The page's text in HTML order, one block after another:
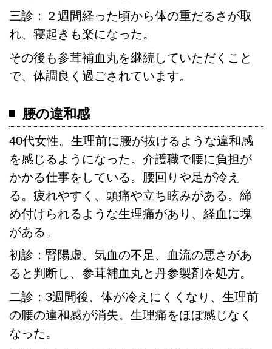
三診：２週間経った頃から体の重だるさが取
れ、寝起きも楽になった。
その後も参茸補血丸を継続していただくこと
で、体調良く過ごされています。
腰の違和感
40代女性。生理前に腰が抜けるような違和感
を感じるようになった。介護職で腰に負担が
かかる仕事をしている。腰回りや足が冷え
る。疲れやすく、頭痛や立ち眩みがある。締
め付けられるような生理痛があり、経血に塊
がある。
初診：腎陽虚、気血の不足、血流の悪さがあ
ると判断し、参茸補血丸と丹参製剤を処方。
二診：3週間後、体が冷えにくくなり、生理前
の腰の違和感が消失。生理痛をほぼ感じなく
なった。